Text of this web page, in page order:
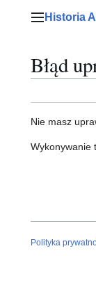
Menu
Historia
Błąd
Nie masz
Wykonywanie
Polityka